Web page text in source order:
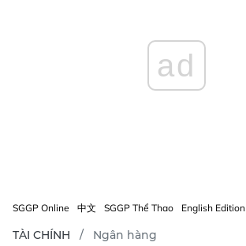
ad
SGGP Online 中文 SGGP Thể Thao English Edition
TÀI CHÍNH Ngân hàng